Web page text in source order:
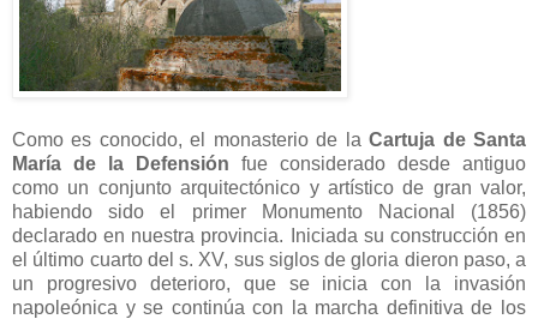
Como es conocido, el monasterio de laCartuja de Santa
María de la Defensión fue considerado desde antiguo
como un conjunto arquitectónico y artístico de gran valor,
habiendo sido el primer Monumento Nacional (1856)
declarado en nuestra provincia. Iniciada su construcción en
el último cuarto del s. XV, sus siglos de gloria dieron paso, a
un progresivo deterioro, que se inicia con la invasión
napoleónica y se continúa con la marcha definitiva de los